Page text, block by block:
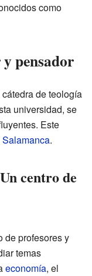
como
pensador
de teología
universidad, se
Este
.
centro de
de profesores y
temas
economía, el